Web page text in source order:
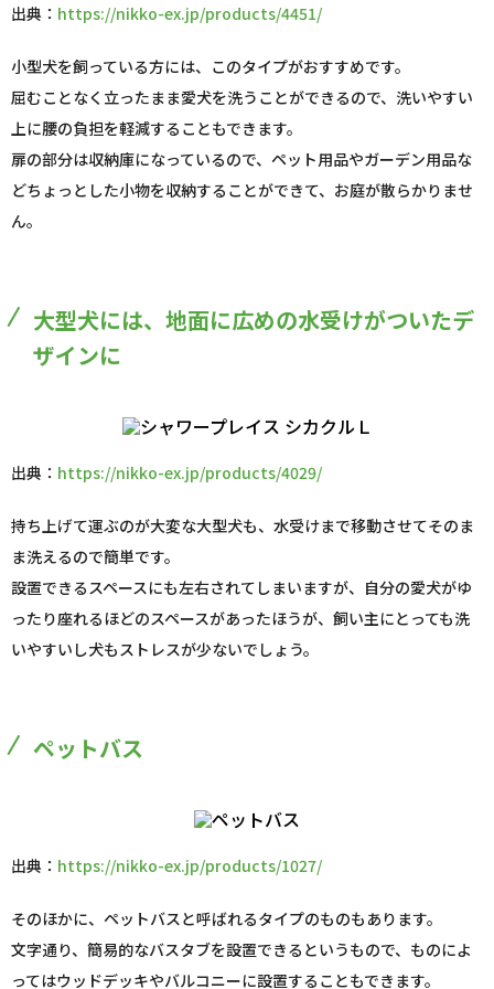
出典： https://nikko-ex.jp/products/4451/
小型犬を飼っている方には、このタイプがおすすめです。
屈むことなく立ったまま愛犬を洗うことができるので、洗いやすい
上に腰の負担を軽減することもできます。
扉の部分は収納庫になっているので、ペット用品やガーデン用品な
どちょっとした小物を収納することができて、お庭が散らかりませ
ん。
大型犬には、地面に広めの水受けがついたデ
ザインに
出典： https://nikko-ex.jp/products/4029/
持ち上げて運ぶのが大変な大型犬も、水受けまで移動させてそのま
ま洗えるので簡単です。
設置できるスペースにも左右されてしまいますが、自分の愛犬がゆ
ったり座れるほどのスペースがあったほうが、飼い主にとっても洗
いやすいし犬もストレスが少ないでしょう。
ペットバス
出典： https://nikko-ex.jp/products/1027/
そのほかに、ペットバスと呼ばれるタイプのものもあります。
文字通り、簡易的なバスタブを設置できるというもので、ものによ
ってはウッドデッキやバルコニーに設置することもできます。